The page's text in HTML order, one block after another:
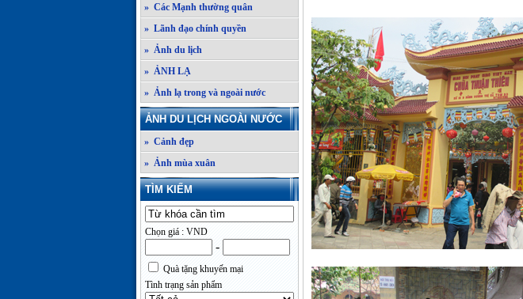
» Các Mạnh thường quân
» Lãnh đạo chính quyền
» Ảnh du lịch
» ẢNH LẠ
» Ảnh lạ trong và ngoài nước
ẢNH DU LỊCH NGOÀI NƯỚC
» Cảnh đẹp
» Ảnh mùa xuân
TÌM KIẾM
Chọn giá : VND
-
Quà tặng khuyến mại
Tình trạng sản phẩm